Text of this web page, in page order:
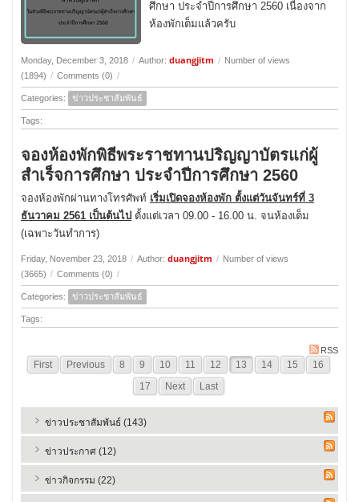
ศึกษา ประจำปีการศึกษา 2560 เนื่องจาก
ห้องพักเต็มแล้วครับ
Monday, December 3, 2018 / Author: duangjitm / Number of views
(1894) / Comments (0) /
Categories: ข่าวประชาสัมพันธ์
Tags:
จองห้องพักพิธีพระราชทานปริญญาบัตรแก่ผู้
สำเร็จการศึกษา ประจำปีการศึกษา 2560
จองห้องพักผ่านทางโทรศัพท์ เริ่มเปิดจองห้องพัก ตั้งแต่วันจันทร์ที่ 3
ธันวาคม 2561 เป็นต้นไป ตั้งแต่เวลา 09.00 - 16.00 น. จนห้องเต็ม
(เฉพาะวันทำการ)
Friday, November 23, 2018 / Author: duangjitm / Number of views
(3665) / Comments (0) /
Categories: ข่าวประชาสัมพันธ์
Tags:
RSS
First Previous 8 9 10 11 12 13 14 15
16
17
Next Last
ข่าวประชาสัมพันธ์ (143)
ข่าวประกาศ (12)
ข่าวกิจกรรม (22)